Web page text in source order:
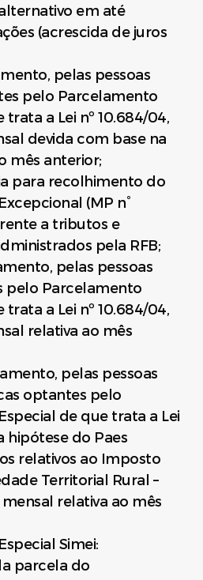
em até
(acrescida de juros
pelas pessoas
pelo Parcelamento
trata a Lei nº 10.684/04,
devida com base na
mês anterior;
para recolhimento do
(MP n°
a tributos e
pela RFB;
pelas pessoas
pelo Parcelamento
trata a Lei nº 10.684/04,
relativa ao mês
pelas pessoas
optantes pelo
de que trata a Lei
hipótese do Paes
relativos ao Imposto
Territorial Rural –
relativa ao mês
Simei:
parcela do